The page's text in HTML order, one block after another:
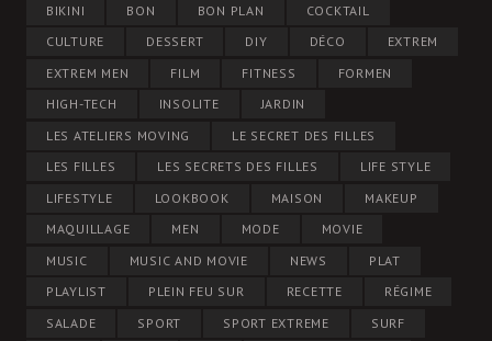
BIKINI
BON BON PLAN
COCKTAIL
CULTURE
DESSERT DIY DÉCO
EXTREM
EXTREM MEN
FILM FITNESS
FORMEN
HIGH-TECH
INSOLITE
JARDIN
LES ATELIERS MOVING
LE SECRET DES FILLES
LES FILLES
LES SECRETS DES FILLES
LIFE STYLE
LIFESTYLE
LOOKBOOK MAISON
MAKEUP
MAQUILLAGE
MEN MODE
MOVIE
MUSIC
MUSIC AND MOVIE NEWS
PLAT
PLAYLIST
PLEIN FEU SUR RECETTE
RÉGIME
SALADE
SPORT SPORT EXTREME SURF